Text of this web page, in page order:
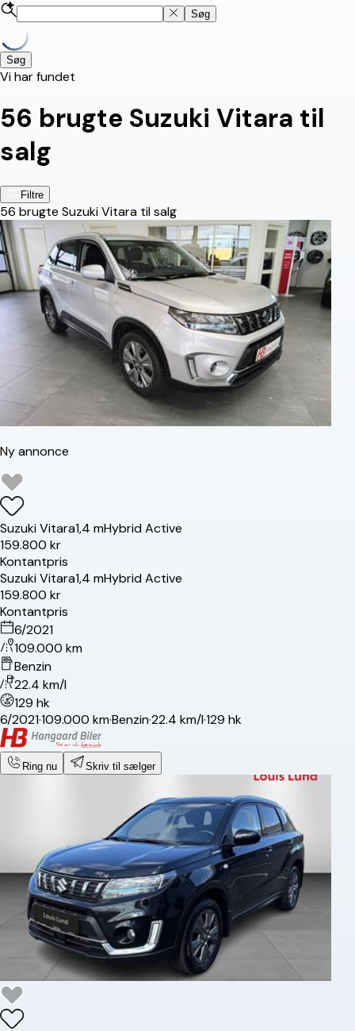
Søg
Søg
Vi har fundet
56 brugte Suzuki Vitara til
salg
Filtre
56 brugte Suzuki Vitara til salg
Ny annonce
SuzukiVitara1,4 mHybrid Active
159.800 kr
Kontantpris
SuzukiVitara1,4 mHybrid Active
159.800 kr
Kontantpris
6/2021
109.000 km
Benzin
22.4 km/l
129 hk
6/2021·109.000 km·Benzin·22.4 km/l·129 hk
Ring nu Skriv til sælger